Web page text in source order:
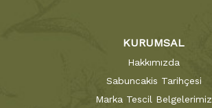
KURUMSAL
Hakkımızda
Sabuncakis Tarihçesi
Marka Tescil Belgelerimiz